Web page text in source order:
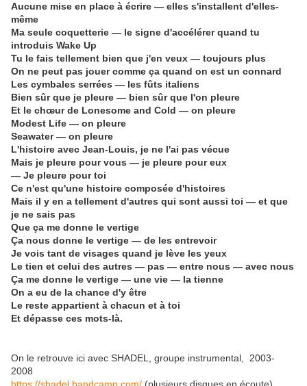
Aucune mise en place à écrire — elles s'installent d'elles-
même
Ma seule coquetterie — le signe d'accélérer quand tu
introduis Wake Up
Tu le fais tellement bien que j'en veux — toujours plus
On ne peut pas jouer comme ça quand on est un connard
Les cymbales serrées — les fûts italiens
Bien sûr que je pleure — bien sûr que l'on pleure
Et le chœur de Lonesome and Cold — on pleure
Modest Life — on pleure
Seawater — on pleure
L'histoire avec Jean-Louis, je ne l'ai pas vécue
Mais je pleure pour vous — je pleure pour eux
— Je pleure pour toi
Ce n'est qu'une histoire composée d'histoires
Mais il y en a tellement d'autres qui sont aussi toi — et que
je ne sais pas
Que ça me donne le vertige
Ça nous donne le vertige — de les entrevoir
Je vois tant de visages quand je lève les yeux
Le tien et celui des autres — pas — entre nous — avec nous
Ça me donne le vertige — une vie — la tienne
On a eu de la chance d'y être
Le reste appartient à chacun et à toi
Et dépasse ces mots-là.
On le retrouve ici avec SHADEL, groupe instrumental, 2003-
2008